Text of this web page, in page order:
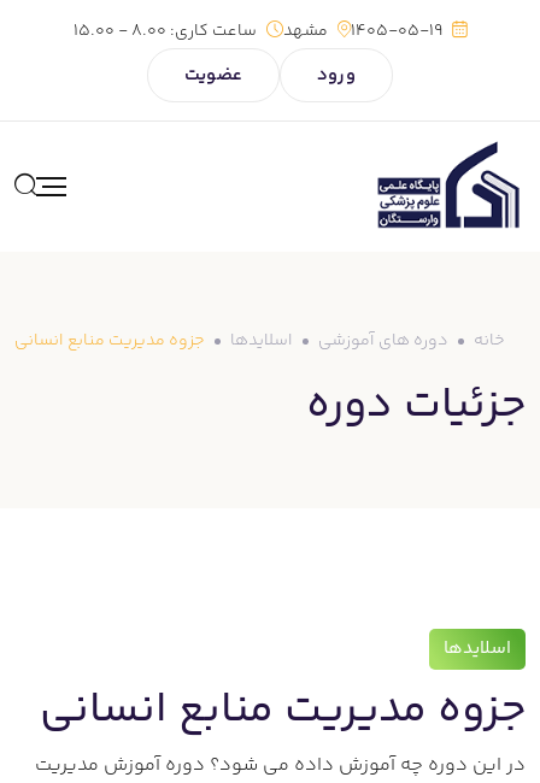
1405-05-19 مشهد ساعت کاری:
ورود عضویت
جزوه مدیریت منابع انسانی اسلایدها دوره های آموزشی خانه
جزئیات دوره
اسلایدها
جزوه مدیریت منابع انسانی
در این دوره چه آموزش داده می شود؟ دوره آموزش مدیریت